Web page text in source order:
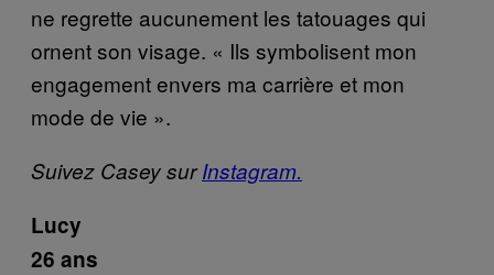
ne regrette aucunement les tatouages qui
ornent son visage. « Ils symbolisent mon
engagement envers ma carrière et mon
mode de vie ».
Suivez Casey surInstagram.
Lucy
26 ans